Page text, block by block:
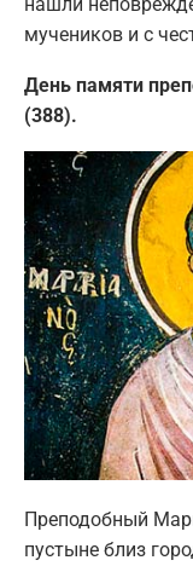
мучеников и с
День памяти
(388).
Преподобный
пустыне близ